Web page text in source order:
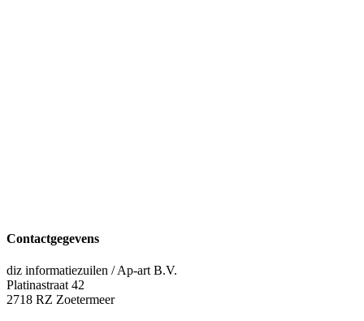
Contactgegevens
diz informatiezuilen / Ap-art B.V.
Platinastraat 42
2718 RZ Zoetermeer